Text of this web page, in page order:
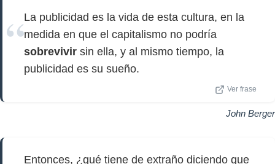
La publicidad es la vida de esta cultura, en la
medida en que el capitalismo no podría
sobrevivir sin ella, y al mismo tiempo, la
publicidad es su sueño.
Ver frase
John Berger
Entonces, ¿qué tiene de extraño diciendo que